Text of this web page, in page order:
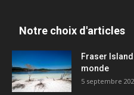
Notre choix d'articles
Fraser
monde
5 septembre